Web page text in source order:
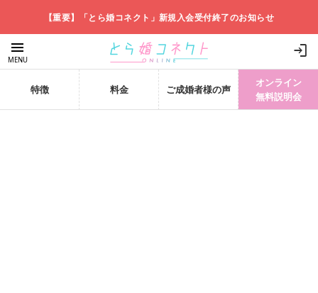
【重要】「とら婚コネクト」新規入会受付終了のお知らせ
menu
MENU login
特徴 料金 ご成婚者様の声
オンライン
無料説明会